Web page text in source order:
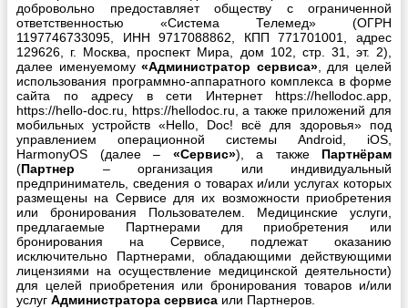
добровольно предоставляет обществу с ограниченной
ответственностью «Система Телемед» (ОГРН
1197746733095, ИНН 9717088862, КПП 771701001, адрес
129626, г. Москва, проспект Мира, дом 102, стр. 31, эт. 2),
далее именуемому«Администратор сервиса», для целей
использования программно-аппаратного комплекса в форме
сайта по адресу в сети Интернет https://hellodoc.app,
https://hello-doc.ru, https://hellodoc.ru, а также приложений для
мобильных устройств «Hello, Doc! всё для здоровья» под
управлением операционной системы Android, iOS,
HarmonyOS (далее – «Сервис»), а также Партнёрам
(Партнер – организация или индивидуальный
предприниматель, сведения о товарах и/или услугах которых
размещены на Сервисе для их возможности приобретения
или бронирования Пользователем. Медицинские услуги,
предлагаемые Партнерами для приобретения или
бронирования на Сервисе, подлежат оказанию
исключительно Партнерами, обладающими действующими
лицензиями на осуществление медицинской деятельности)
для целей приобретения или бронирования товаров и/или
услуг Администратора сервиса или Партнеров.